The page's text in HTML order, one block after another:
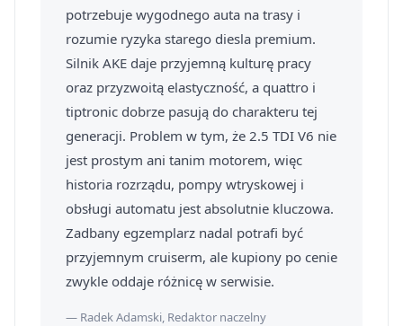
potrzebuje wygodnego auta na trasy i
rozumie ryzyka starego diesla premium.
Silnik AKE daje przyjemną kulturę pracy
oraz przyzwoitą elastyczność, a quattro i
tiptronic dobrze pasują do charakteru tej
generacji. Problem w tym, że 2.5 TDI V6 nie
jest prostym ani tanim motorem, więc
historia rozrządu, pompy wtryskowej i
obsługi automatu jest absolutnie kluczowa.
Zadbany egzemplarz nadal potrafi być
przyjemnym cruiserm, ale kupiony po cenie
zwykle oddaje różnicę w serwisie.
— Radek Adamski, Redaktor naczelny